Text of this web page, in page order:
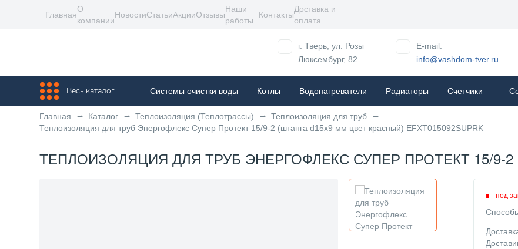
Главная
О
компании
НовостиСтатьиАкцииОтзывы
Наши
работы
Контакты
Доставка и
оплата
г. Тверь, ул. Розы
Люксембург, 82
E-mail:
info@vashdom-tver.ru
Весь каталог Системы очистки воды Котлы Водонагреватели Радиаторы Cчетчики
Главная Каталог Теплоизоляция (Теплотрассы)
Теплоизоляция для труб
Теплоизоляция для труб Энергофлекс Супер Протект 15/9-2 (штанга d15x9 мм цвет красный) EFXT015092SUPRK
ТЕПЛОИЗОЛЯЦИЯ ДЛЯ ТРУБ ЭНЕРГОФЛЕКС СУПЕР ПРОТЕКТ 15/9-2
под